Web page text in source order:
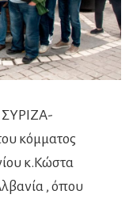
ΣΥΡΙΖΑ-
κόμματος
κ.Κώστα
, όπου